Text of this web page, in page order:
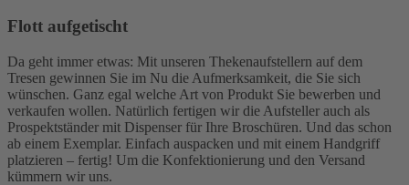
Flott aufgetischt
Da geht immer etwas: Mit unseren Thekenaufstellern auf dem
Tresen gewinnen Sie im Nu die Aufmerksamkeit, die Sie sich
wünschen. Ganz egal welche Art von Produkt Sie bewerben und
verkaufen wollen. Natürlich fertigen wir die Aufsteller auch als
Prospektständer mit Dispenser für Ihre Broschüren. Und das schon
ab einem Exemplar. Einfach auspacken und mit einem Handgriff
platzieren – fertig! Um die Konfektionierung und den Versand
kümmern wir uns.